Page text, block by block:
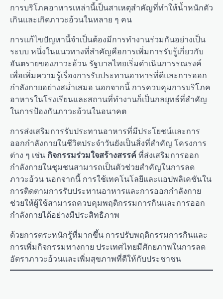
การบริโภคอาหารเหล่านี้เป็นสาเหตุสำคัญที่ทำให้น้ำหนักตัว
เกินและเกิดภาวะอ้วนในหลาย ๆ คน
การแก้ไขปัญหานี้จำเป็นต้องมีการทำงานร่วมกันอย่างเป็น
ระบบ หนึ่งในแนวทางที่สำคัญคือการเพิ่มการรับรู้เกี่ยวกับ
อันตรายของภาวะอ้วน รัฐบาลไทยเริ่มดำเนินการรณรงค์
เพื่อเพิ่มความรู้เรื่องการรับประทานอาหารที่ดีและการออก
กำลังกายอย่างสม่ำเสมอ นอกจากนี้ การควบคุมการบริโภค
อาหารในโรงเรียนและสถานที่ทำงานก็เป็นกลยุทธ์ที่สำคัญ
ในการป้องกันภาวะอ้วนในอนาคต
การส่งเสริมการรับประทานอาหารที่มีประโยชน์และการ
ออกกำลังกายในชีวิตประจำวันยังเป็นสิ่งที่สำคัญ โครงการ
ต่าง ๆ เช่น กิจกรรมร่วมใจสร้างสรรค์ที่ส่งเสริมการออก
กำลังกายในชุมชนสามารถเป็นตัวช่วยสำคัญในการลด
ภาวะอ้วน นอกจากนี้ การใช้เทคโนโลยีและแอปพลิเคชันใน
การติดตามการรับประทานอาหารและการออกกำลังกาย
ช่วยให้ผู้ใช้สามารถควบคุมพฤติกรรมการกินและการออก
กำลังกายได้อย่างมีประสิทธิภาพ
ด้วยการตระหนักรู้ที่มากขึ้น การปรับพฤติกรรมการกินและ
การเพิ่มกิจกรรมทางกาย ประเทศไทยมีศักยภาพในการลด
อัตราภาวะอ้วนและเพิ่มสุขภาพที่ดีให้กับประชาชน